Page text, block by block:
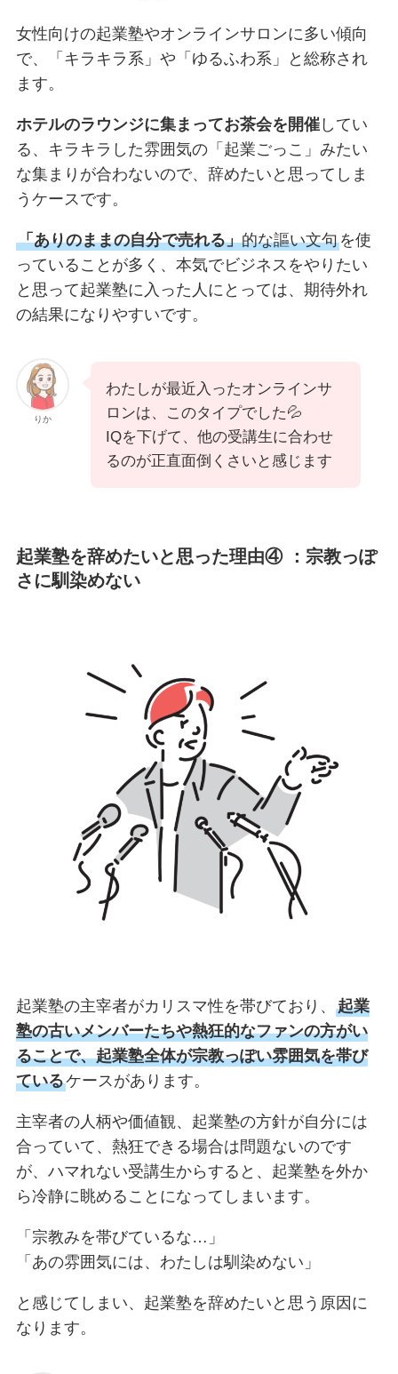
女性向けの起業塾やオンラインサロンに多い傾向
で、「キラキラ系」や「ゆるふわ系」と総称され
ます。
ホテルのラウンジに集まってお茶会を開催してい
る、キラキラした雰囲気の「起業ごっこ」みたい
な集まりが合わないので、辞めたいと思ってしま
うケースです。
「ありのままの自分で売れる」的な謳い文句を使
っていることが多く、本気でビジネスをやりたい
と思って起業塾に入った人にとっては、期待外れ
の結果になりやすいです。
りか
わたしが最近入ったオンラインサ
ロンは、このタイプでした💦
IQを下げて、他の受講生に合わせ
るのが正直面倒くさいと感じます
起業塾を辞めたいと思った理由④ ：宗教っぽ
さに馴染めない
起業塾の主宰者がカリスマ性を帯びており、 起業
塾の古いメンバーたちや熱狂的なファンの方がい
ることで、起業塾全体が宗教っぽい雰囲気を帯び
ているケースがあります。
主宰者の人柄や価値観、起業塾の方針が自分には
合っていて、熱狂できる場合は問題ないのです
が、ハマれない受講生からすると、起業塾を外か
ら冷静に眺めることになってしまいます。
「宗教みを帯びているな…」
「あの雰囲気には、わたしは馴染めない」
と感じてしまい、起業塾を辞めたいと思う原因に
なります。